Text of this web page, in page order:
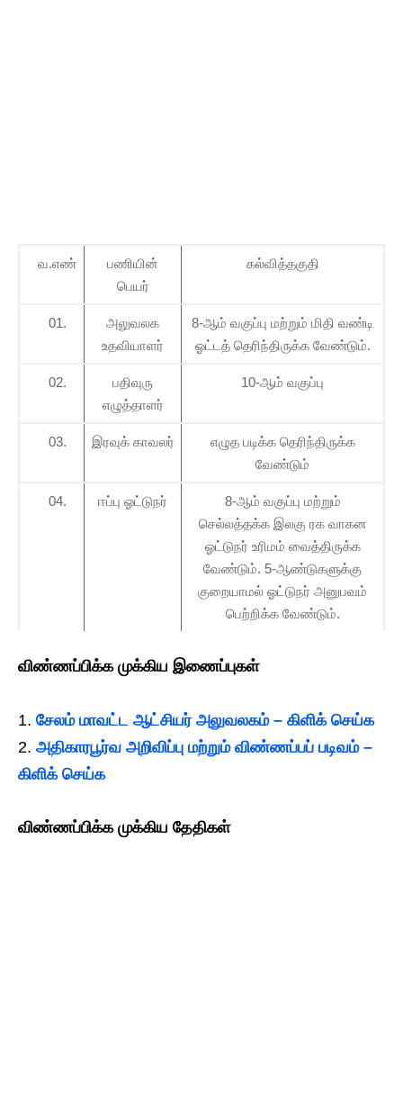
வ.எண்
பணியின்
பெயர்
கல்வித்தகுதி
01.
அலுவலக
உதவியாளர்
8-ஆம் வகுப்பு மற்றும் மிதி வண்டி
ஓட்டத் தெரிந்திருக்க வேண்டும்.
02.
பதிவுரு
எழுத்தாளர்
10-ஆம் வகுப்பு
03. இரவுக் காவலர்
எழுத படிக்க தெரிந்திருக்க
வேண்டும்
04. ஈப்பு ஓட்டுநர்
8-ஆம் வகுப்பு மற்றும்
செல்லத்தக்க இலகு ரக வாகன
ஓட்டுநர் உரிமம் வைத்திருக்க
வேண்டும். 5-ஆண்டுகளுக்கு
குறையாமல் ஓட்டுநர் அனுபவம்
பெற்றிக்க வேண்டும்.
விண்ணப்பிக்க முக்கிய இணைப்புகள்
சேலம் மாவட்ட ஆட்சியர் அலுவலகம் – கிளிக் செய்க
அதிகாரபூர்வ அறிவிப்பு மற்றும் விண்ணப்பப் படிவம் –
கிளிக் செய்க
விண்ணப்பிக்க முக்கிய தேதிகள்